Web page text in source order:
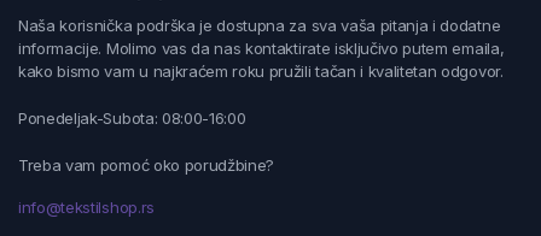
Naša korisnička podrška je dostupna za sva vaša pitanja i dodatne
informacije. Molimo vas da nas kontaktirate isključivo putem emaila,
kako bismo vam u najkraćem roku pružili tačan i kvalitetan odgovor.
Ponedeljak-Subota: 08:00-16:00
Treba vam pomoć oko porudžbine?
info@tekstilshop.rs